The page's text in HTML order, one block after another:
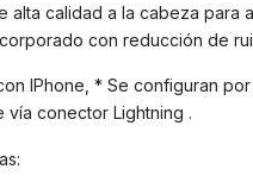
alta calidad a la cabeza para
con reducción de
IPhone, * Se configuran
vía conector Lightning .